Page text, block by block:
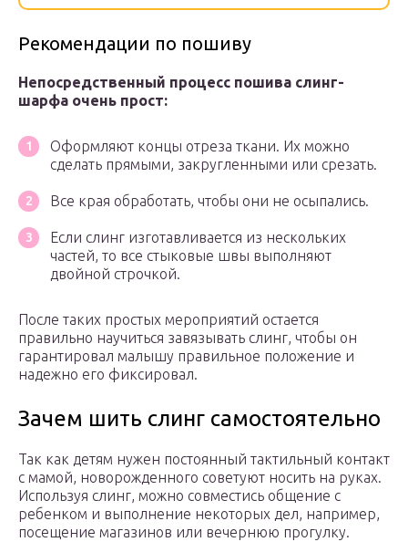
Рекомендации по пошиву
Непосредственный процесс пошива слинг-
шарфа очень прост:
Оформляют концы отреза ткани. Их можно
сделать прямыми, закругленными или срезать.
Все края обработать, чтобы они не осыпались.
Если слинг изготавливается из нескольких
частей, то все стыковые швы выполняют
двойной строчкой.
После таких простых мероприятий остается
правильно научиться завязывать слинг, чтобы он
гарантировал малышу правильное положение и
надежно его фиксировал.
Зачем шить слинг самостоятельно
Так как детям нужен постоянный тактильный контакт
с мамой, новорожденного советуют носить на руках.
Используя слинг, можно совместись общение с
ребенком и выполнение некоторых дел, например,
посещение магазинов или вечернюю прогулку.